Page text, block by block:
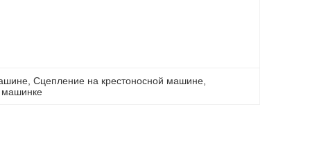
, Сцепление на крестоносной машине
машинке